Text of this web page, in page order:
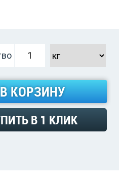
В КОРЗИНУ
В 1 КЛИК